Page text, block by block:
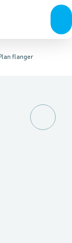
stålPlast
fittingsSorte
flanger
kraveFlanger